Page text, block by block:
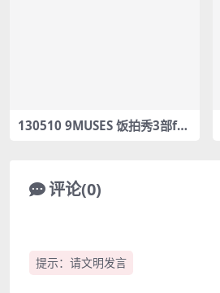
130510 9MUSES 饭拍秀3部fa
评论(0)
提示：请文明发言